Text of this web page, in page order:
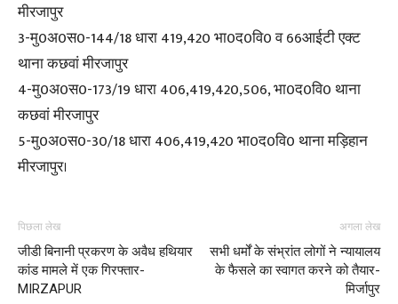
मीरजापुर
3-मु0अ0स0-144/18 धारा 419,420 भा0द0वि0 व 66आईटी एक्ट
थाना कछवां मीरजापुर
4-मु0अ0स0-173/19 धारा 406,419,420,506, भा0द0वि0 थाना
कछवां मीरजापुर
5-मु0अ0स0-30/18 धारा 406,419,420 भा0द0वि0 थाना मड़िहान
मीरजापुर।
पिछला लेख
जीडी बिनानी प्रकरण के अवैध हथियार
कांड मामले में एक गिरफ्तार-
MIRZAPUR
अगला लेख
सभी धर्मों के संभ्रांत लोगों ने न्यायालय
के फैसले का स्वागत करने को तैयार-
मिर्जापुर